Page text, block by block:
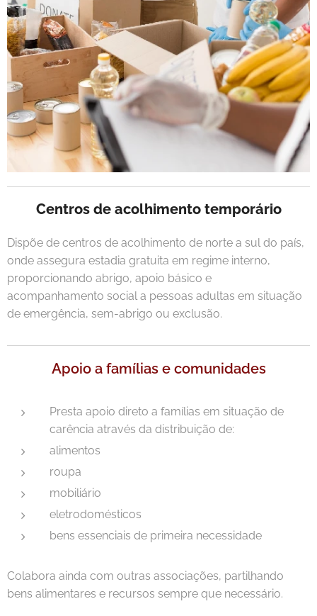
Centros de acolhimento temporário
Dispõe de centros de acolhimento de norte a sul do país,
onde assegura estadia gratuita em regime interno,
proporcionando abrigo, apoio básico e
acompanhamento social a pessoas adultas em situação
de emergência, sem-abrigo ou exclusão.
Apoio a famílias e comunidades
Presta apoio direto a famílias em situação de
carência através da distribuição de:
alimentos
roupa
mobiliário
eletrodomésticos
bens essenciais de primeira necessidade
Colabora ainda com outras associações, partilhando
bens alimentares e recursos sempre que necessário.